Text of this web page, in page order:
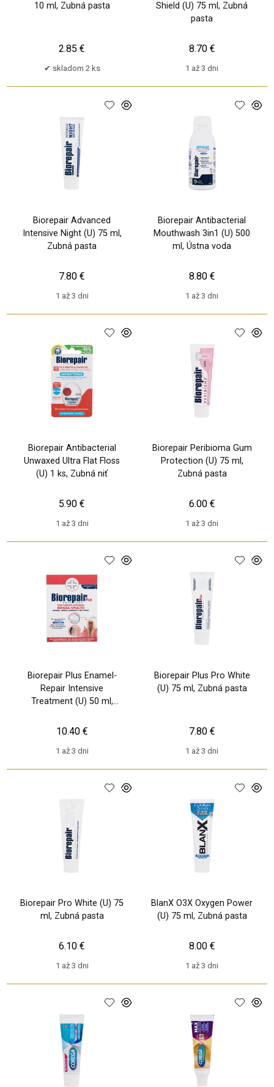
10 ml, Zubná pasta
skladom 2 ks
2.85 €
Shield (U) 75 ml, Zubná
pasta
1 až 3 dni
8.70 €
Biorepair Advanced
Intensive Night (U) 75 ml,
Zubná pasta
1 až 3 dni
7.80 €
Biorepair Antibacterial
Mouthwash 3in1 (U) 500
ml, Ústna voda
1 až 3 dni
8.80 €
Biorepair Antibacterial
Unwaxed Ultra Flat Floss
(U) 1 ks, Zubná niť
1 až 3 dni
5.90 €
Biorepair Peribioma Gum
Protection (U) 75 ml,
Zubná pasta
1 až 3 dni
6.00 €
Biorepair Plus Enamel-
Repair Intensive
Treatment (U) 50 ml,
1 až 3 dni
10.40 €
Biorepair Plus Pro White
(U) 75 ml, Zubná pasta
1 až 3 dni
7.80 €
Biorepair Pro White (U) 75
ml, Zubná pasta
1 až 3 dni
6.10 €
BlanX O3X Oxygen Power
(U) 75 ml, Zubná pasta
1 až 3 dni
8.00 €